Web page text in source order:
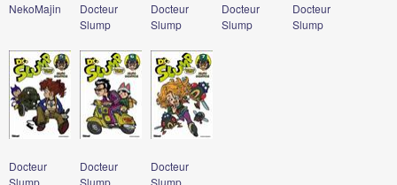
NekoMajin
Docteur
Slump
Docteur
Slump
Docteur
Slump
Docteur
Slump
Docteur
Slump
Docteur
Slump
Docteur
Slump